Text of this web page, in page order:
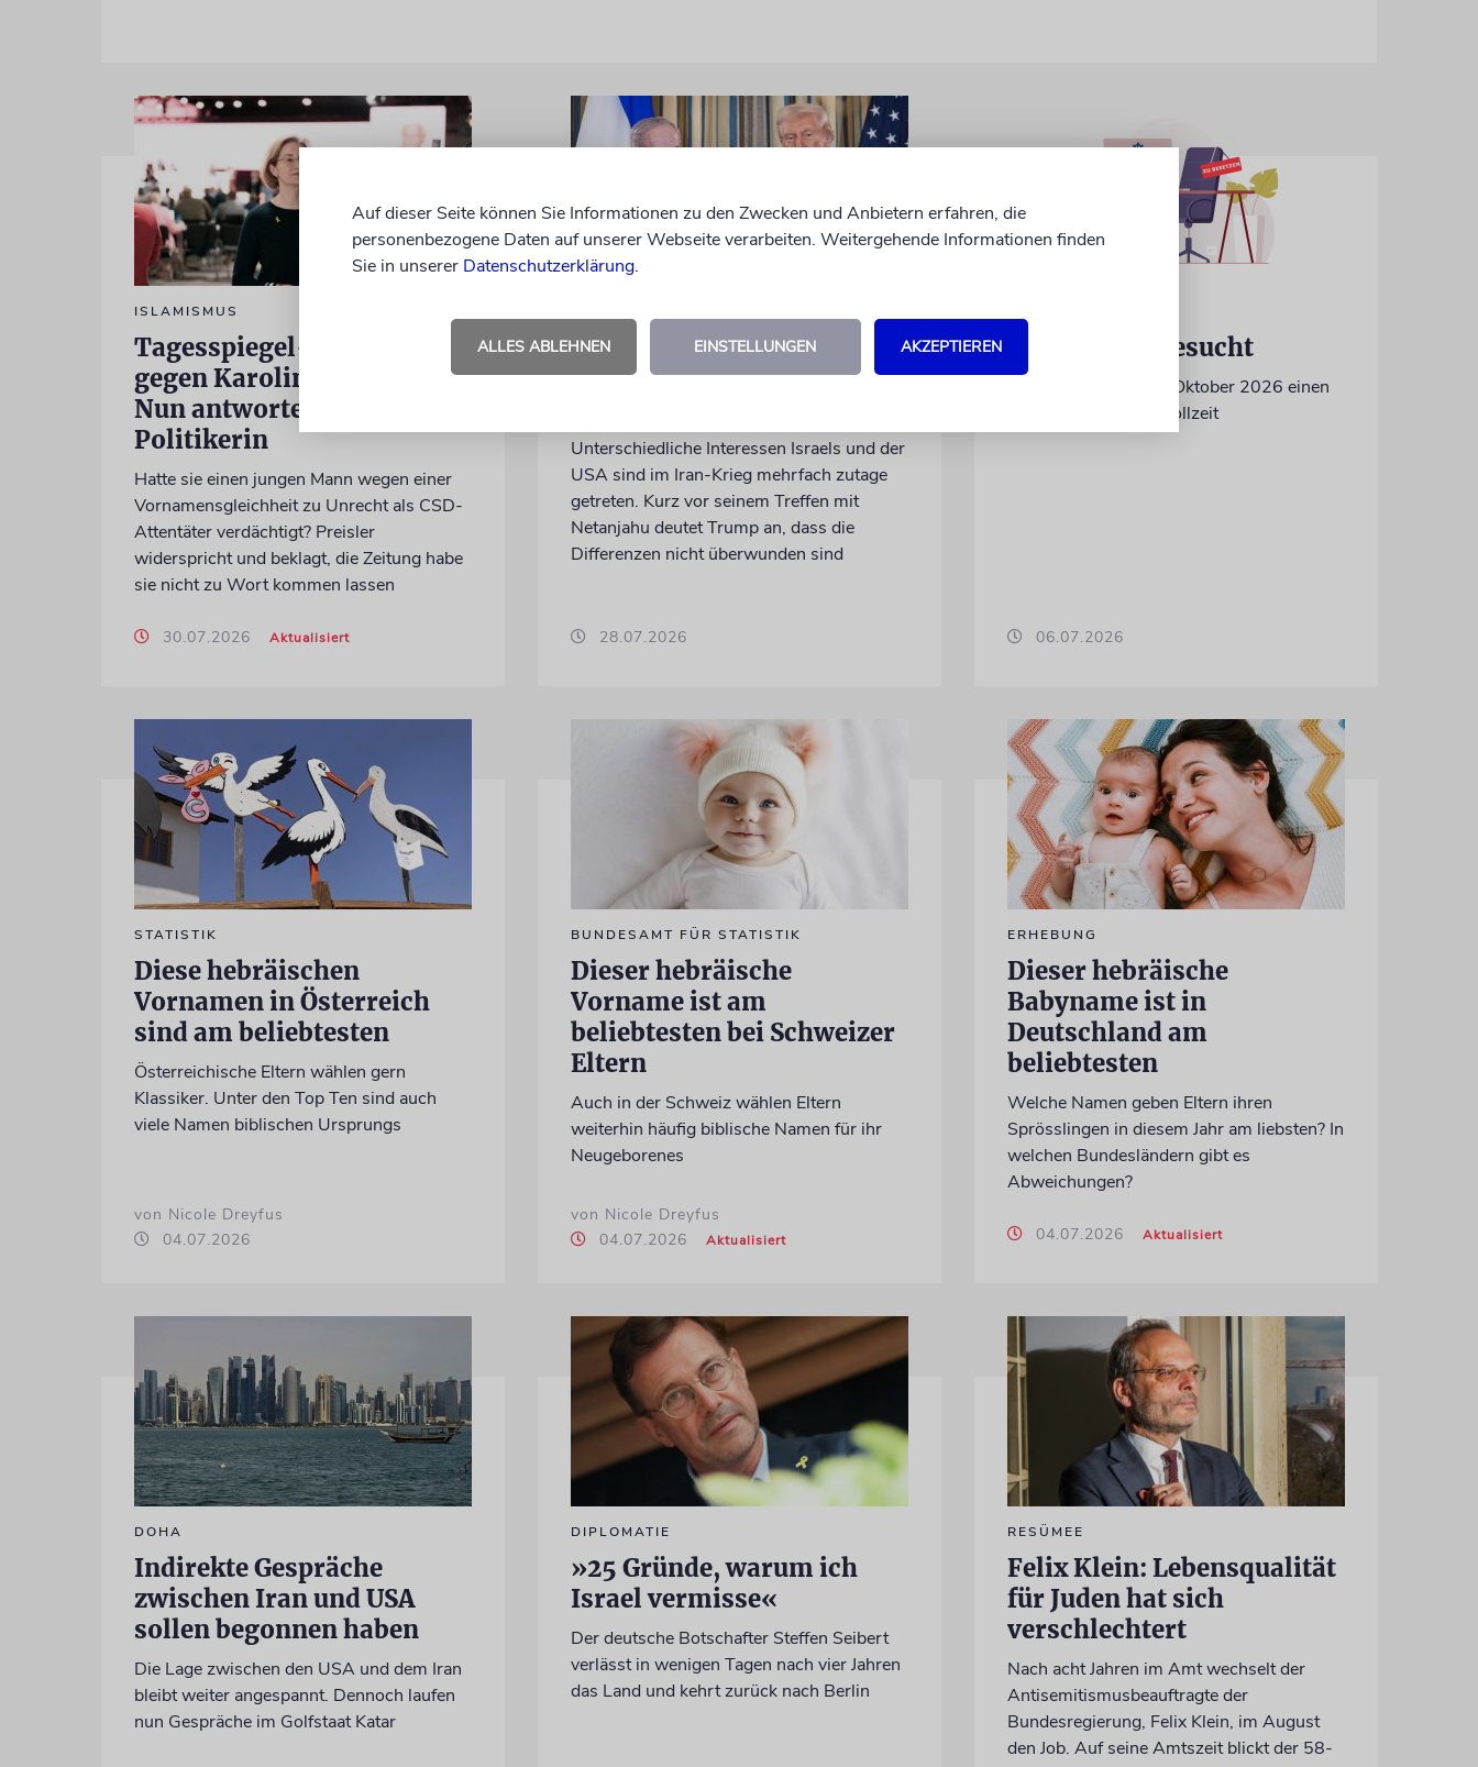
ISLAMISMUS
Tagesspiegel-Vorwürfe
gegen Karoline Preisler:
Nun antwortet die FDP-
Politikerin
Hatte sie einen jungen Mann wegen einer
Vornamensgleichheit zu Unrecht als CSD-
Attentäter verdächtigt? Preisler
widerspricht und beklagt, die Zeitung habe
sie nicht zu Wort kommen lassen
30.07.2026 Aktualisiert
Trump: Netanjahu will,
dass USA im Iran involviert
Unterschiedliche Interessen Israels und der
USA sind im Iran-Krieg mehrfach zutage
getreten. Kurz vor seinem Treffen mit
Netanjahu deutet Trump an, dass die
Differenzen nicht überwunden sind
28.07.2026
Volontär/in gesucht
Wir suchen zum 15. Oktober 2026 einen
Volontär (m/w/d) in Vollzeit
06.07.2026
STATISTIK
Diese hebräischen
Vornamen in Österreich
sind am beliebtesten
Österreichische Eltern wählen gern
Klassiker. Unter den Top Ten sind auch
viele Namen biblischen Ursprungs
von Nicole Dreyfus
04.07.2026
BUNDESAMT FÜR STATISTIK
Dieser hebräische
Vorname ist am
beliebtesten bei Schweizer
Eltern
Auch in der Schweiz wählen Eltern
weiterhin häufig biblische Namen für ihr
Neugeborenes
von Nicole Dreyfus
04.07.2026
Aktualisiert
ERHEBUNG
Dieser hebräische
Babyname ist in
Deutschland am
beliebtesten
Welche Namen geben Eltern ihren
Sprösslingen in diesem Jahr am liebsten? In
welchen Bundesländern gibt es
Abweichungen?
04.07.2026 Aktualisiert
DOHA
Indirekte Gespräche
zwischen Iran und USA
sollen begonnen haben
Die Lage zwischen den USA und dem Iran
bleibt weiter angespannt. Dennoch laufen
nun Gespräche im Golfstaat Katar
DIPLOMATIE
»25 Gründe, warum ich
Israel vermisse«
Der deutsche Botschafter Steffen Seibert
verlässt in wenigen Tagen nach vier Jahren
das Land und kehrt zurück nach Berlin
RESÜMEE
Felix Klein: Lebensqualität
für Juden hat sich
verschlechtert
Nach acht Jahren im Amt wechselt der
Antisemitismusbeauftragte der
Bundesregierung, Felix Klein, im August
den Job. Auf seine Amtszeit blickt der 58-
Auf dieser Seite können Sie Informationen zu den Zwecken und Anbietern erfahren, die
personenbezogene Daten auf unserer Webseite verarbeiten. Weitergehende Informationen finden
Sie in unserer Datenschutzerklärung.
ALLES ABLEHNEN EINSTELLUNGEN AKZEPTIEREN